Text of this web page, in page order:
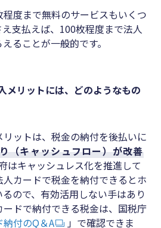
度まで無料のサービスもいくつ
支払えば、100枚程度まで法人
ることが一般的です。
メリットには、どのようなもの
ットは、税金の納付を後払いに
（キャッシュフロー）が改善
はキャッシュレス化を推進して
カードで税金を納付できるとホ
ので、有効活用しない手はあり
ードで納付できる税金は、国税庁
納付のQ＆A 」で確認できま